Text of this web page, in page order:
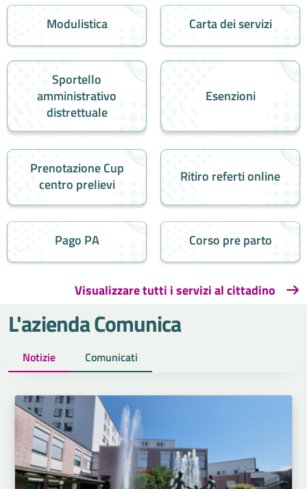
Modulistica Carta dei servizi
Sportello
amministrativo
distrettuale
Esenzioni
Prenotazione Cup
centro prelievi
Ritiro referti online
Pago PA Corso pre parto
Visualizzare tutti i servizi al cittadino
L'azienda Comunica
Notizie Comunicati